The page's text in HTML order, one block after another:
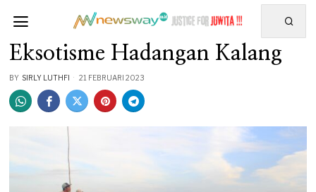
Eksotisme Hadangan Kalang
BY SIRLY LUTHFI 21 FEBRUARI 2023